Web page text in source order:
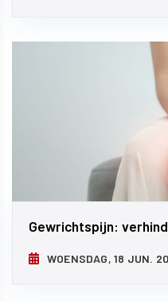
Gewrichtspijn:
WOENSDAG, 18 JUN.